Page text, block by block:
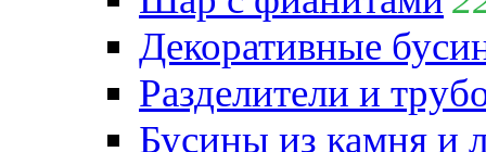
Декоративные
Разделители и
Бусины из камня и